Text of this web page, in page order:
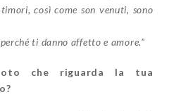
così come son venuti, sono
ti danno affetto e amore.”
che riguarda la tua